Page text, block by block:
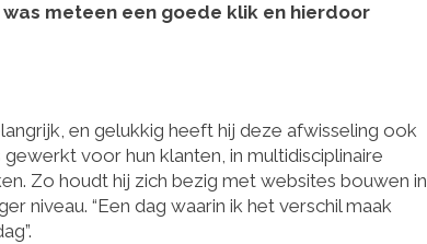
meteen een goede klik en hierdoor
en gelukkig heeft hij deze afwisseling ook
voor hun klanten, in multidisciplinaire
Zo houdt hij zich bezig met websites bouwen in
niveau. “Een dag waarin ik het verschil maak